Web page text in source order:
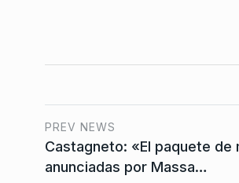
PREV NEWS
Castagneto: «El paquete de
anunciadas por Massa…
6
que